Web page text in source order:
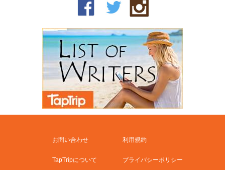
お問い合わせ 利用規約
TapTripについて プライバシーポリシー